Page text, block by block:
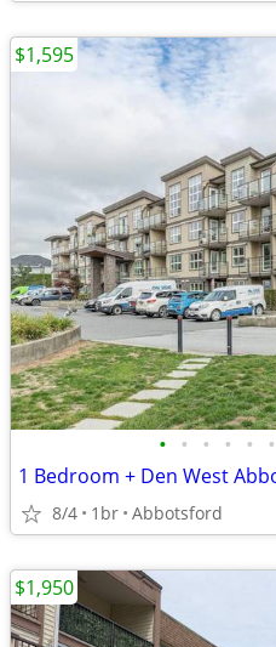
• • • • • •
1 Bedroom + Den West
8/4 1br Abbotsford
$1,595
$1,950